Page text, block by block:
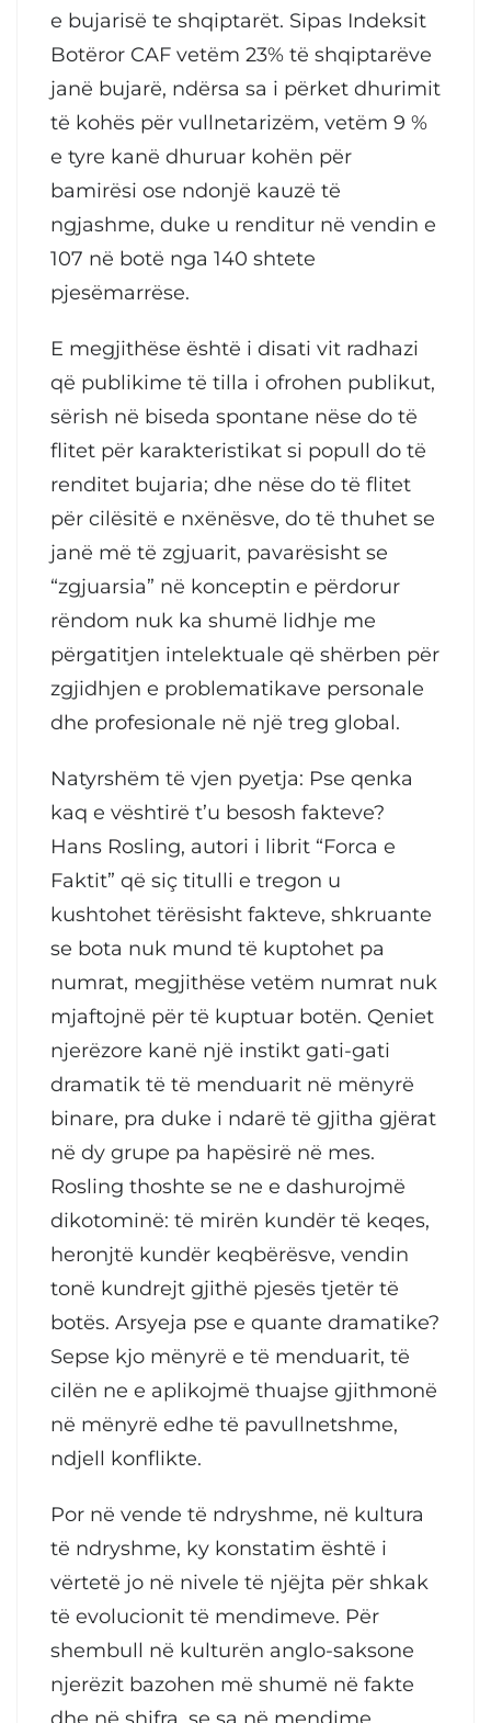
e bujarisë te shqiptarët. Sipas Indeksit
Botëror CAF vetëm 23% të shqiptarëve
janë bujarë, ndërsa sa i përket dhurimit
të kohës për vullnetarizëm, vetëm 9 %
e tyre kanë dhuruar kohën për
bamirësi ose ndonjë kauzë të
ngjashme, duke u renditur në vendin e
107 në botë nga 140 shtete
pjesëmarrëse.
E megjithëse është i disati vit radhazi
që publikime të tilla i ofrohen publikut,
sërish në biseda spontane nëse do të
flitet për karakteristikat si popull do të
renditet bujaria; dhe nëse do të flitet
për cilësitë e nxënësve, do të thuhet se
janë më të zgjuarit, pavarësisht se
“zgjuarsia” në konceptin e përdorur
rëndom nuk ka shumë lidhje me
përgatitjen intelektuale që shërben për
zgjidhjen e problematikave personale
dhe profesionale në një treg global.
Natyrshëm të vjen pyetja: Pse qenka
kaq e vështirë t’u besosh fakteve?
Hans Rosling, autori i librit “Forca e
Faktit” që siç titulli e tregon u
kushtohet tërësisht fakteve, shkruante
se bota nuk mund të kuptohet pa
numrat, megjithëse vetëm numrat nuk
mjaftojnë për të kuptuar botën. Qeniet
njerëzore kanë një instikt gati-gati
dramatik të të menduarit në mënyrë
binare, pra duke i ndarë të gjitha gjërat
në dy grupe pa hapësirë në mes.
Rosling thoshte se ne e dashurojmë
dikotominë: të mirën kundër të keqes,
heronjtë kundër keqbërësve, vendin
tonë kundrejt gjithë pjesës tjetër të
botës. Arsyeja pse e quante dramatike?
Sepse kjo mënyrë e të menduarit, të
cilën ne e aplikojmë thuajse gjithmonë
në mënyrë edhe të pavullnetshme,
ndjell konflikte.
Por në vende të ndryshme, në kultura
të ndryshme, ky konstatim është i
vërtetë jo në nivele të njëjta për shkak
të evolucionit të mendimeve. Për
shembull në kulturën anglo-saksone
njerëzit bazohen më shumë në fakte